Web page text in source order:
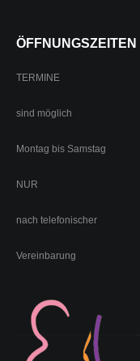
ÖFFNUNGSZEITEN
TERMINE
sind möglich
Montag bis Samstag
NUR
nach telefonischer
Vereinbarung